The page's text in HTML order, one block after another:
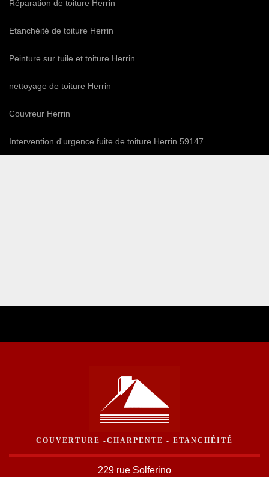
Réparation de toiture Herrin
Etanchéité de toiture Herrin
Peinture sur tuile et toiture Herrin
nettoyage de toiture Herrin
Couvreur Herrin
Intervention d'urgence fuite de toiture Herrin 59147
COUVERTURE -CHARPENTE - ETANCHÉITÉ
229 rue Solferino